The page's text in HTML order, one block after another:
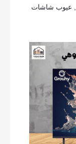
, عيوب شاشات